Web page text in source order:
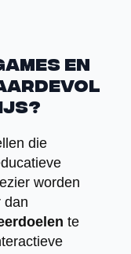
en
die
worden
dan
te